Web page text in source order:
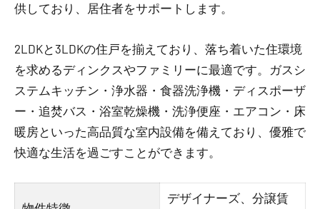
供しており、居住者をサポートします。
2LDKと3LDKの住戸を揃えており、落ち着いた住環境
を求めるディンクスやファミリーに最適です。ガスシ
ステムキッチン・浄水器・食器洗浄機・ディスポーザ
ー・追焚バス・浴室乾燥機・洗浄便座・エアコン・床
暖房といった高品質な室内設備を備えており、優雅で
快適な生活を過ごすことができます。
デザイナーズ、分譲賃